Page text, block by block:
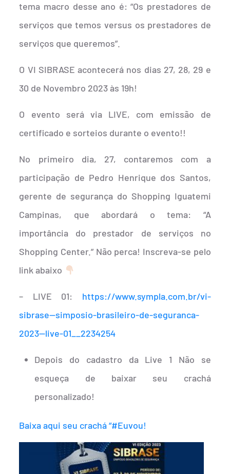
tema macro desse ano é: “Os prestadores de
serviços que temos versus os prestadores de
serviços que queremos”.
O VI SIBRASE acontecerá nos dias 27, 28, 29 e
30 de Novembro 2023 às 19h!
O evento será via LIVE, com emissão de
certificado e sorteios durante o evento!!
No primeiro dia, 27, contaremos com a
participação de Pedro Henrique dos Santos,
gerente de segurança do Shopping Iguatemi
Campinas, que abordará o tema: “A
importância do prestador de serviços no
Shopping Center.” Não perca! Inscreva-se pelo
link abaixo
– LIVE 01: https://www.sympla.com.br/vi-
sibrase—simposio-brasileiro-de-seguranca-
2023—live-01__2234254
Depois do cadastro da Live 1 Não se
esqueça de baixar seu crachá
personalizado!
Baixa aqui seu crachá “#Euvou!